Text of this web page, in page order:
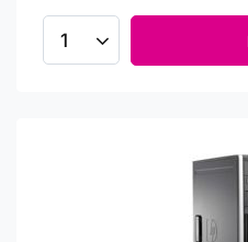
Ilość produktów